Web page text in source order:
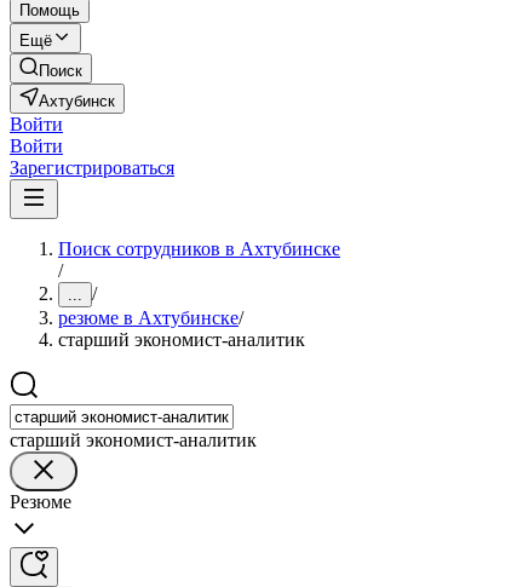
Помощь
Ещё
Поиск
Ахтубинск
Войти
Войти
Зарегистрироваться
Поиск сотрудников в Ахтубинске
/
... /
резюме в Ахтубинске/
старший экономист-аналитик
старший экономист-аналитик
Резюме